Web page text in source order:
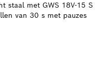
staal met GWS 18V-15 S
van 30 s met pauzes